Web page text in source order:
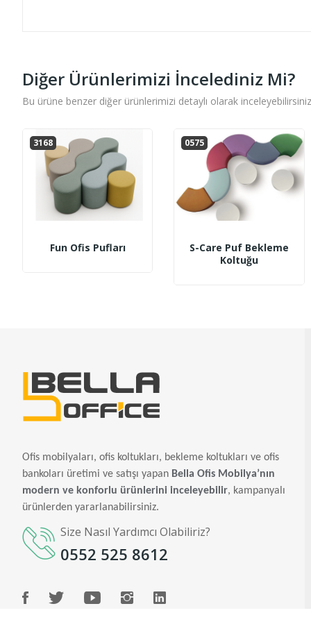
Diğer Ürünlerimizi İncelediniz Mi?
Bu ürüne benzer diğer ürünlerimizi detaylı olarak
3168
Fun Ofis Pufları
0575
S-Care Puf Bekleme
Koltuğu
Ofis mobilyaları, ofis koltukları, bekleme koltukları ve ofis
bankoları üretimi ve satışı yapan Bella Ofis Mobilya’nın
modern ve konforlu ürünlerini inceleyebilir, kampanyalı
ürünlerden yararlanabilirsiniz.
Size Nasıl Yardımcı Olabiliriz?
0552 525 8612